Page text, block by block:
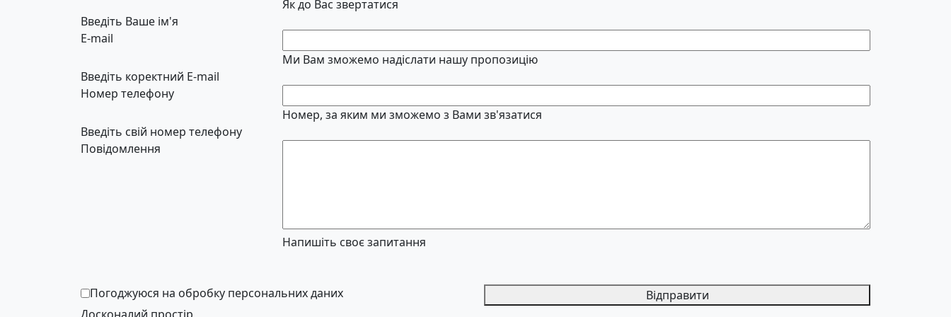
Як до Вас звертатися
Введіть Ваше ім'я
E-mail
Ми Вам зможемо надіслати нашу пропозицію
Введіть коректний E-mail
Номер телефону
Номер, за яким ми зможемо з Вами зв'язатися
Введіть свій номер телефону
Повідомлення
Напишіть своє запитання
Погоджуюся на обробку персональних даних
Відправити